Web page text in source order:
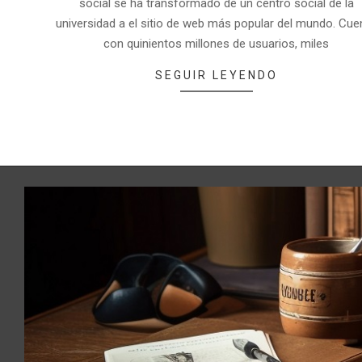
social se ha transformado de un centro social de la
universidad a el sitio de web más popular del mundo.
con quinientos millones de usuarios, miles
SEGUIR LEYENDO